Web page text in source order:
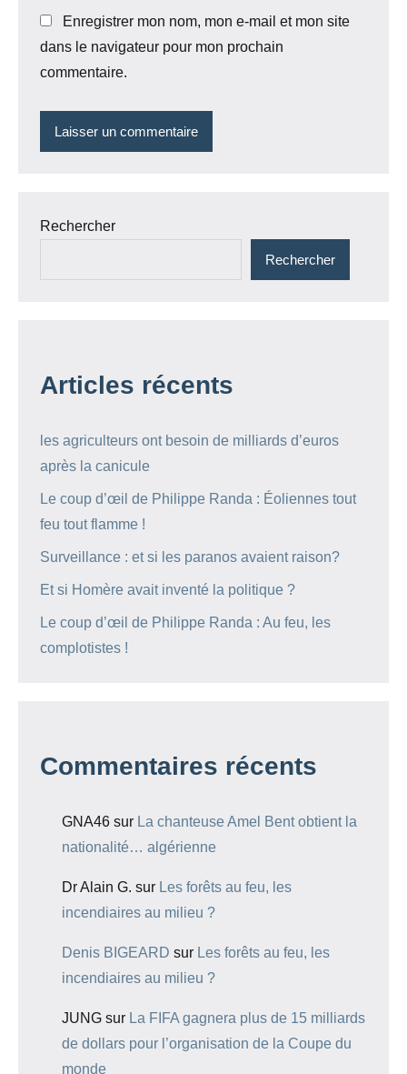
Enregistrer mon nom, mon e-mail et mon site
dans le navigateur pour mon prochain
commentaire.
Rechercher
Rechercher
Articles récents
les agriculteurs ont besoin de milliards d’euros
après la canicule
Le coup d’œil de Philippe Randa : Éoliennes tout
feu tout flamme !
Surveillance : et si les paranos avaient raison?
Et si Homère avait inventé la politique ?
Le coup d’œil de Philippe Randa : Au feu, les
complotistes !
Commentaires récents
GNA46 sur La chanteuse Amel Bent obtient la
nationalité… algérienne
Dr Alain G. sur Les forêts au feu, les
incendiaires au milieu ?
Denis BIGEARD sur Les forêts au feu, les
incendiaires au milieu ?
JUNG sur La FIFA gagnera plus de 15 milliards
de dollars pour l’organisation de la Coupe du
monde